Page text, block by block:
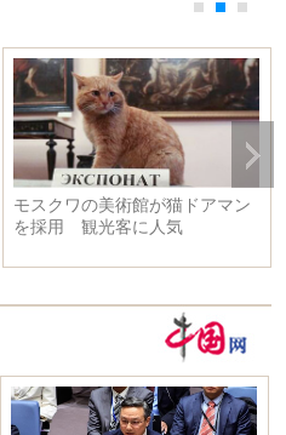
女優姚晨のストリートスナップ
写真、魅惑的なポーズ